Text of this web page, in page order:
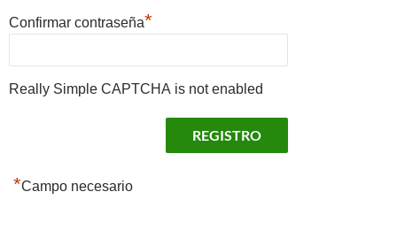
Confirmar contraseña*
Really Simple CAPTCHA is not enabled
*Campo necesario